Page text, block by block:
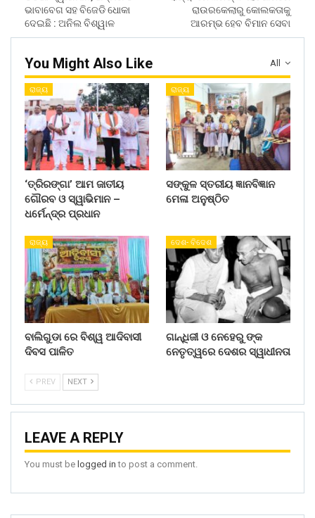
ଭାବାବେଗ ସହ ବିଜେଡି ଧୋକା
ଦେଇଛି : ଅନିଲ ବିଶ୍ୱାଳ
ରାଉରକେଲାରୁ କୋଲକତାକୁ
ଆରମ୍ଭ ହେବ ବିମାନ ସେବା
All
You Might Also Like
ରାଜ୍ୟ
‘ତ୍ରିରଙ୍ଗା’ ଆମ ଜାତୀୟ
ଗୌରବ ଓ ସ୍ୱାଭିମାନ –
ଧର୍ମେନ୍ଦ୍ର ପ୍ରଧାନ
ରାଜ୍ୟ
ସଙ୍କୁଳ ସ୍ତରୀୟ ଜ୍ଞାନବିଜ୍ଞାନ
ମେଳା ଅନୁଷ୍ଠିତ
ରାଜ୍ୟ
ବାଲିଗୁଡା ରେ ବିଶ୍ୱ ଆଦିବାସୀ
ଦିବସ ପାଳିତ
ଦେଶ- ବିଦେଶ
ଗାନ୍ଧିଜୀ ଓ ନେହେରୁ ଙ୍କ
ନେତୃତ୍ୱରେ ଦେଶର ସ୍ୱାଧୀନତା
PREV NEXT
LEAVE A REPLY
You must be logged in to post a comment.